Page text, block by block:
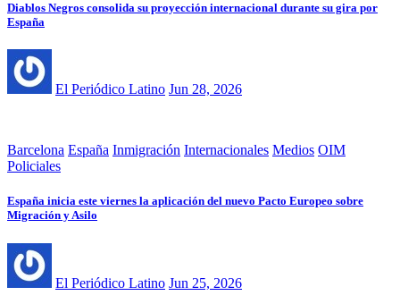
Diablos Negros consolida su proyección internacional durante su gira por
España
El Periódico Latino Jun 28, 2026
Barcelona España Inmigración Internacionales Medios OIM
Policiales
España inicia este viernes la aplicación del nuevo Pacto Europeo sobre
Migración y Asilo
El Periódico Latino Jun 25, 2026